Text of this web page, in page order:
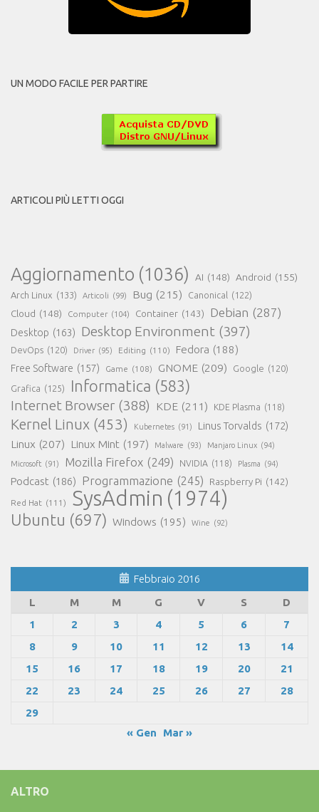
UN MODO FACILE PER PARTIRE
ARTICOLI PIÙ LETTI OGGI
Aggiornamento (1036) AI (148) Android (155)
Arch Linux (133) Articoli (99) Bug (215) Canonical (122)
Cloud (148) Computer (104) Container (143) Debian (287)
Desktop (163) Desktop Environment (397)
DevOps (120) Driver (95) Editing (110) Fedora (188)
Free Software (157) Game (108) GNOME (209) Google (120)
Grafica (125) Informatica (583)
Internet Browser (388) KDE (211) KDE Plasma (118)
Kernel Linux (453) Kubernetes (91) Linus Torvalds (172)
Linux (207) Linux Mint (197) Malware (93) Manjaro Linux (94)
Microsoft (91) Mozilla Firefox (249) NVIDIA (118) Plasma (94)
Podcast (186) Programmazione (245) Raspberry Pi (142)
Red Hat (111) SysAdmin (1974)
Ubuntu (697) Windows (195) Wine (92)
Febbraio 2016
L
M M G V S
D
1
2 3 4 5 6
7
8
9 10 11 12 13
14
15
16 17 18 19 20
21
22
23 24 25 26 27
28
29
« Gen
Mar »
ALTRO